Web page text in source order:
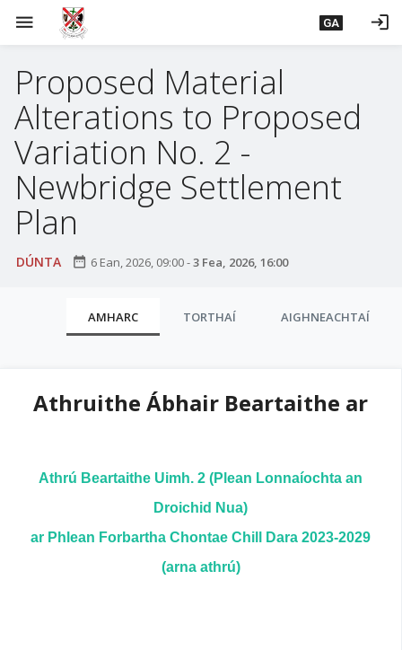
menu GA login
Proposed Material
Alterations to Proposed
Variation No. 2 -
Newbridge Settlement
Plan
DÚNTA date_range 6 Ean, 2026, 09:00-3 Fea, 2026, 16:00
AMHARC TORTHAÍ AIGHNEACHTAÍ
Athruithe Ábhair Beartaithe ar
Athrú Beartaithe Uimh. 2 (Plean Lonnaíochta an
Droichid Nua)
ar Phlean Forbartha Chontae Chill Dara 2023-2029
(arna athrú)